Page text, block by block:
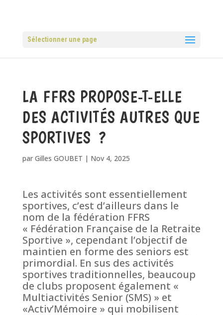
Sélectionner une page
LA FFRS PROPOSE-T-ELLE
DES ACTIVITÉS AUTRES QUE
SPORTIVES ?
par Gilles GOUBET | Nov 4, 2025
Les activités sont essentiellement
sportives, c’est d’ailleurs dans le
nom de la fédération FFRS
« Fédération Française de la Retraite
Sportive », cependant l’objectif de
maintien en forme des seniors est
primordial. En sus des activités
sportives traditionnelles, beaucoup
de clubs proposent également «
Multiactivités Senior (SMS) » et
«Activ’Mémoire » qui mobilisent